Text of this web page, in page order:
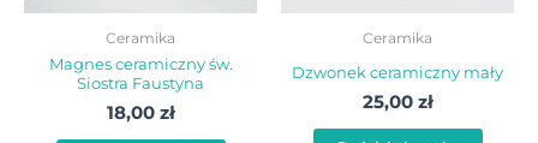
Ceramika
Magnes ceramiczny św.
Siostra Faustyna
18,00 zł
Ceramika
Dzwonek ceramiczny mały
25,00 zł